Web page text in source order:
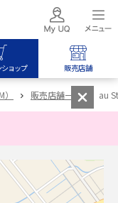
ショップ 販売店舗
販売店舗一覧 au